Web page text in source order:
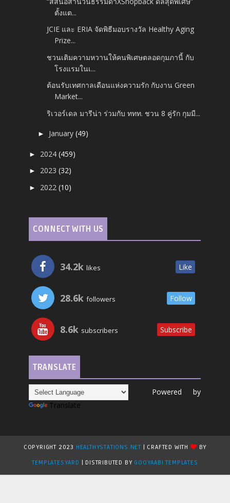
ตั้งแต...
JCIE และ ERIA จัดพิธีมอบรางวัล Healthy Aging
Prize...
ชวนเติมความหวานให้คนพิเศษตลอดกุมภานี้ กับ
โรงแรมในเ...
ต้อนรับเทศกาลเดือนแห่งความรัก กับงาน Green
Market...
ริเวอร์เดล มารีน่า ร่วมกับ ททท. ชวน 8 คู่รัก กุมมื...
► January(49)
► 2024(459)
► 2023(32)
► 2022(10)
CONNECT WITH US
34.2k likes Like
28.6k followers Follow
8.6k subscribers Subscribe
TRANSLATE
Powered by
Translate
COPYRIGHT 2023 HEALTHYSTATIONS.NET | CRAFTED WITH
BY
TEMPLATESYARD
| DISTRIBUTED BY GOOYAABI TEMPLATES